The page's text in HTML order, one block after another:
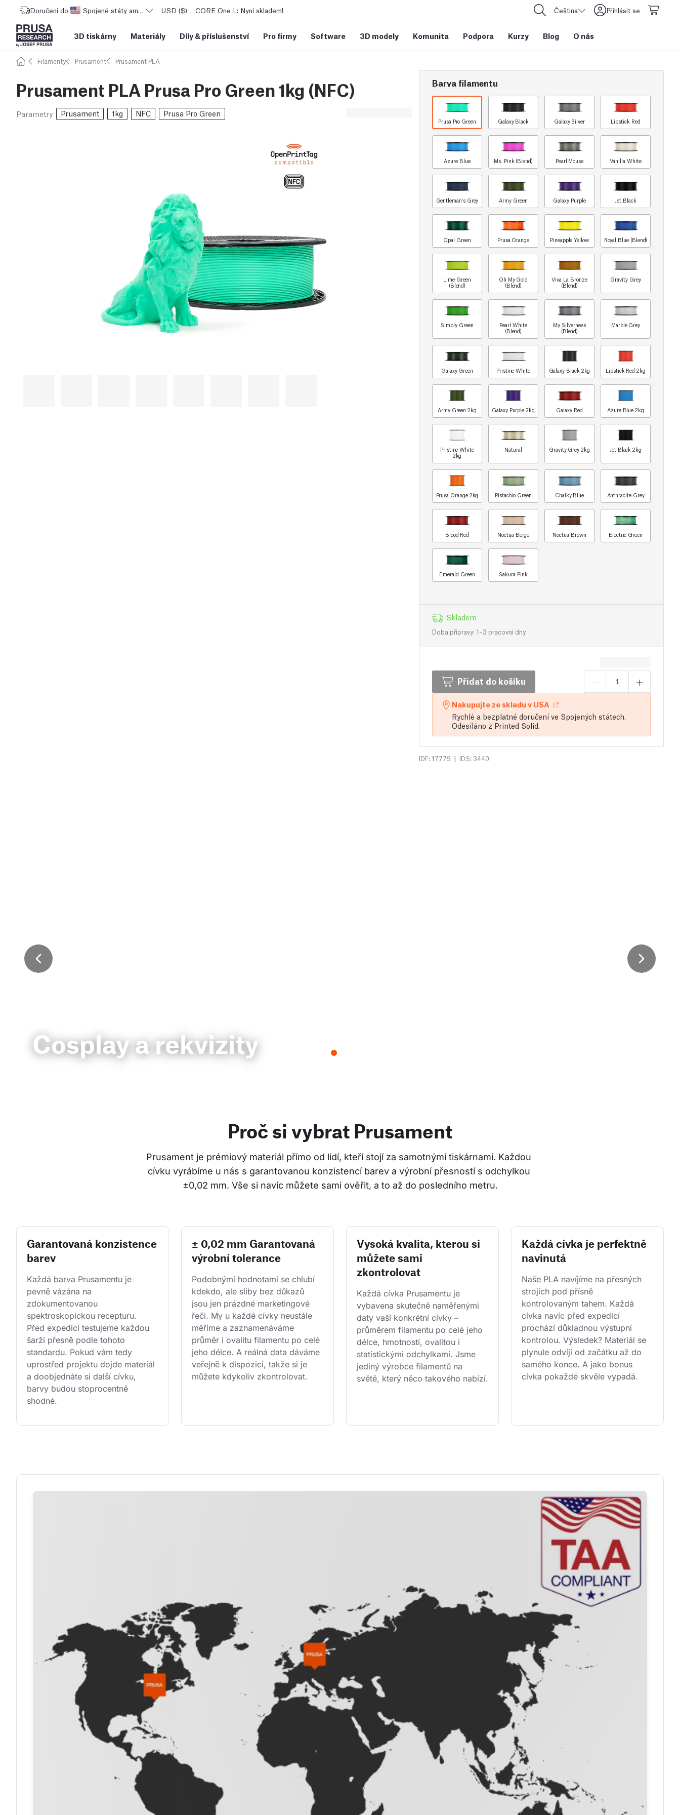
Doručení do Spojené státy americké USD ($) CORE One L: Nyní skladem! Čeština Přihlásit se
3D tiskárny Materiály Díly & příslušenství Pro firmy Software 3D modely Komunita Podpora Kurzy Blog O nás
Filamenty Prusament Prusament PLA
Prusament PLA Prusa Pro Green 1kg (NFC)
Parametry Prusament 1kg NFC Prusa Pro Green
Barva filamentu
Prusa Pro Green Galaxy Black Galaxy Silver Lipstick Red
Azure Blue Ms. Pink (Blend) Pearl Mouse Vanilla White
Gentleman's Grey Army Green Galaxy Purple Jet Black
Opal Green Prusa Orange Pineapple Yellow Royal Blue (Blend)
Lime Green
(Blend)
Oh My Gold
(Blend)
Viva La Bronze
(Blend)
Gravity Grey
Simply Green
Pearl White
(Blend)
My Silverness
(Blend)
Marble Grey
Galaxy Green Pristine White Galaxy Black 2kg Lipstick Red 2kg
Army Green 2kg Galaxy Purple 2kg Galaxy Red Azure Blue 2kg
Pristine White
2kg
Natural Gravity Grey 2kg Jet Black 2kg
Prusa Orange 2kg Pistachio Green Chalky Blue Anthracite Grey
Blood Red Noctua Beige Noctua Brown Electric Green
Emerald Green Sakura Pink
Skladem
Doba přípravy: 1–3 pracovní dny.
Přidat do košíku
Nakupujte ze skladu v USA
Rychlé a bezplatné doručení ve Spojených státech.
Odesíláno z Printed Solid.
IDF: 17779 | IDS: 3440
Cosplay a rekvizity
Proč si vybrat Prusament
Prusament je prémiový materiál přímo od lidí, kteří stojí za samotnými tiskárnami. Každou
cívku vyrábíme u nás s garantovanou konzistencí barev a výrobní přesností s odchylkou
±0,02 mm. Vše si navíc můžete sami ověřit, a to až do posledního metru.
Garantovaná konzistence
barev
Každá barva Prusamentu je
pevně vázána na
zdokumentovanou
spektroskopickou recepturu.
Před expedicí testujeme každou
šarži přesně podle tohoto
standardu. Pokud vám tedy
uprostřed projektu dojde materiál
a doobjednáte si další cívku,
barvy budou stoprocentně
shodné.
± 0,02 mm Garantovaná
výrobní tolerance
Podobnými hodnotami se chlubí
kdekdo, ale sliby bez důkazů
jsou jen prázdné marketingové
řeči. My u každé cívky neustále
měříme a zaznamenáváme
průměr i ovalitu filamentu po celé
jeho délce. A reálná data dáváme
veřejně k dispozici, takže si je
můžete kdykoliv zkontrolovat.
Vysoká kvalita, kterou si
můžete sami
zkontrolovat
Každá cívka Prusamentu je
vybavena skutečně naměřenými
daty vaší konkrétní cívky –
průměrem filamentu po celé jeho
délce, hmotností, ovalitou i
statistickými odchylkami. Jsme
jediný výrobce filamentů na
světě, který něco takového nabízí.
Každá cívka je perfektně
navinutá
Naše PLA navíjíme na přesných
strojích pod přísně
kontrolovaným tahem. Každá
cívka navíc před expedicí
prochází důkladnou výstupní
kontrolou. Výsledek? Materiál se
plynule odvíjí od začátku až do
samého konce. A jako bonus
cívka pokaždé skvěle vypadá.